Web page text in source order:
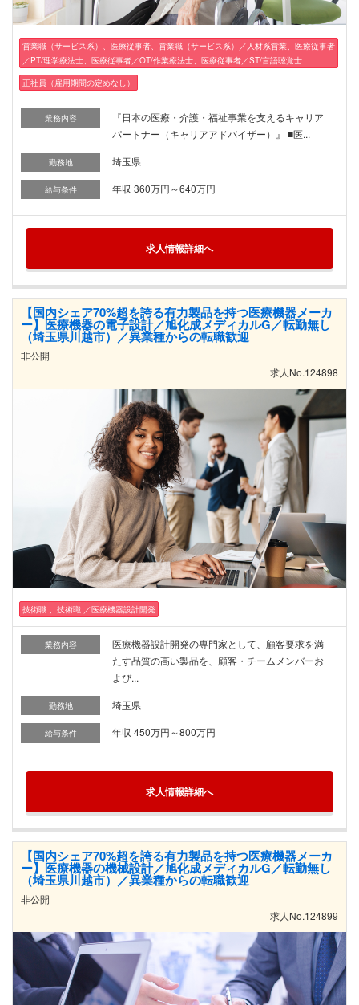
営業職（サービス系）、医療従事者、営業職（サービス系）／人材系営業、医療従事者
／PT/理学療法士、医療従事者／OT/作業療法士、医療従事者／ST/言語聴覚士
正社員（雇用期間の定めなし）
業務内容
『日本の医療・介護・福祉事業を支えるキャリア
パートナー（キャリアアドバイザー）』 ■医...
勤務地 埼玉県
給与条件 年収 360万円～640万円
求人情報詳細へ
【国内シェア70%超を誇る有力製品を持つ医療機器メーカ
ー】医療機器の電子設計／旭化成メディカルG／転勤無し
（埼玉県川越市）／異業種からの転職歓迎
非公開
求人No.124898
技術職 、技術職 ／医療機器設計開発
業務内容
医療機器設計開発の専門家として、顧客要求を満
たす品質の高い製品を、顧客・チームメンバーお
よび...
勤務地 埼玉県
給与条件 年収 450万円～800万円
求人情報詳細へ
【国内シェア70%超を誇る有力製品を持つ医療機器メーカ
ー】医療機器の機械設計／旭化成メディカルG／転勤無し
（埼玉県川越市）／異業種からの転職歓迎
非公開
求人No.124899